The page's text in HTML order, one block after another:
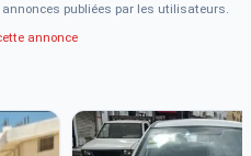
publiées par les utilisateurs.
annonce